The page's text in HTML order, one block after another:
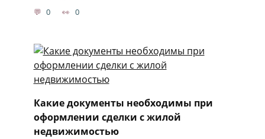
0 0
Какие документы необходимы при
оформлении сделки с жилой
недвижимостью